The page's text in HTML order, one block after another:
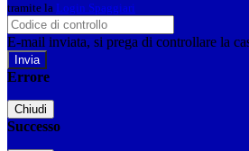
tramite la Login Spaggiari
E-mail inviata, si prega di controllare la
Errore
Chiudi
Successo